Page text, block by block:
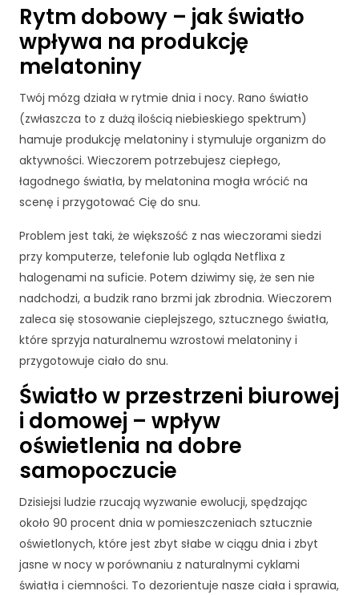
Rytm dobowy – jak światło
wpływa na produkcję
melatoniny
Twój mózg działa w rytmie dnia i nocy. Rano światło
(zwłaszcza to z dużą ilością niebieskiego spektrum)
hamuje produkcję melatoniny i stymuluje organizm do
aktywności. Wieczorem potrzebujesz ciepłego,
łagodnego światła, by melatonina mogła wrócić na
scenę i przygotować Cię do snu.
Problem jest taki, że większość z nas wieczorami siedzi
przy komputerze, telefonie lub ogląda Netflixa z
halogenami na suficie. Potem dziwimy się, że sen nie
nadchodzi, a budzik rano brzmi jak zbrodnia. Wieczorem
zaleca się stosowanie cieplejszego, sztucznego światła,
które sprzyja naturalnemu wzrostowi melatoniny i
przygotowuje ciało do snu.
Światło w przestrzeni biurowej
i domowej – wpływ
oświetlenia na dobre
samopoczucie
Dzisiejsi ludzie rzucają wyzwanie ewolucji, spędzając
około 90 procent dnia w pomieszczeniach sztucznie
oświetlonych, które jest zbyt słabe w ciągu dnia i zbyt
jasne w nocy w porównaniu z naturalnymi cyklami
światła i ciemności. To dezorientuje nasze ciała i sprawia,
o
w
e
S
a
t
y
st
k
b
y
ś
m
m
o
gl
o
p
a
wi
fu
n
k